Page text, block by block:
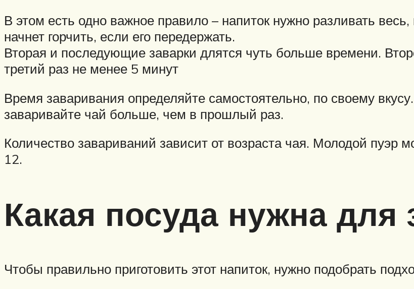
В этом есть одно важное правило – напиток нужно разливать
начнет горчить, если его передержать.
Вторая и последующие заварки длятся чуть больше времени.
третий раз не менее 5 минут
Время заваривания определяйте самостоятельно, по своему
заваривайте чай больше, чем в прошлый раз.
Количество завариваний зависит от возраста чая. Молодой пуэр
12.
Какая посуда нужна для
Чтобы правильно приготовить этот напиток, нужно подобрать